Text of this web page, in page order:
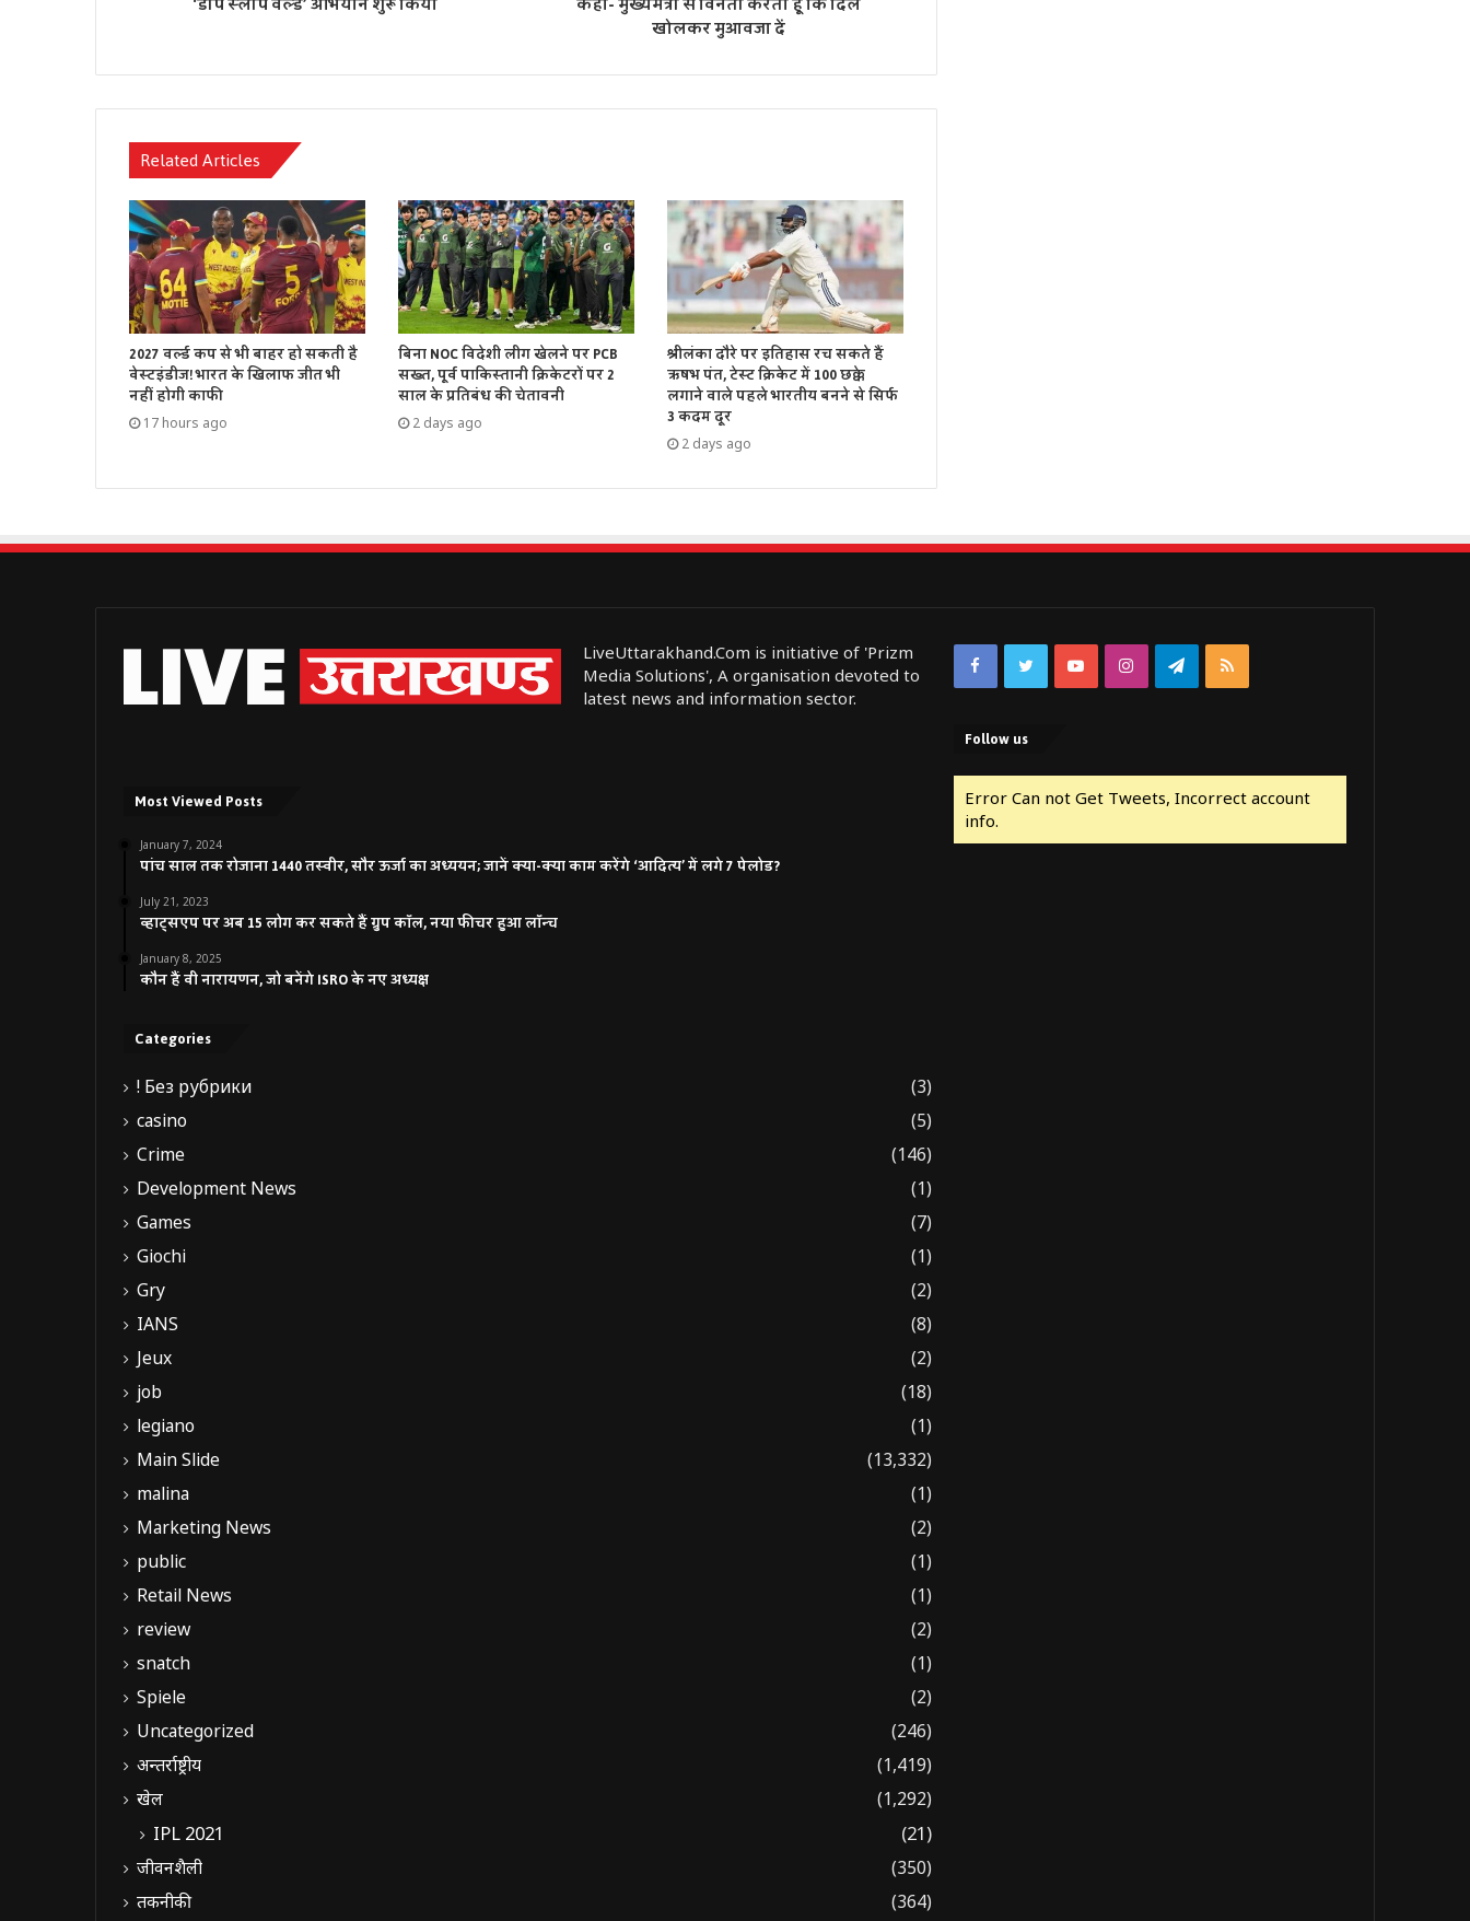
खोलकर मुआवजा दें
Related Articles
2027 वर्ल्ड कप से भी बाहर हो सकती है
वेस्टइंडीज! भारत के खिलाफ जीत भी
नहीं होगी काफी
17 hours ago
बिना NOC विदेशी लीग खेलने पर PCB
सख्त, पूर्व पाकिस्तानी क्रिकेटरों पर 2
साल के प्रतिबंध की चेतावनी
2 days ago
श्रीलंका दौरे पर इतिहास रच सकते हैं
ऋषभ पंत, टेस्ट क्रिकेट में 100 छक्के
लगाने वाले पहले भारतीय बनने से सिर्फ
3 कदम दूर
2 days ago
LiveUttarakhand.Com is initiative of 'Prizm
Media Solutions', A organisation devoted to
latest news and information sector.
Most Viewed Posts
January 7, 2024
पांच साल तक रोजाना 1440 तस्वीर, सौर ऊर्जा का अध्ययन; जानें क्या-क्या काम करेंगे ‘आदित्य’ में लगे 7 पेलोड?
July 21, 2023
व्हाट्सएप पर अब 15 लोग कर सकते हैं ग्रुप कॉल, नया फीचर हुआ लॉन्च
January 8, 2025
कौन हैं वी नारायणन, जो बनेंगे ISRO के नए अध्यक्ष
Categories
! Без рубрики
(3)
casino
(5)
Crime
(146)
Development News
(1)
Games
(7)
Giochi
(1)
Gry
(2)
IANS
(8)
Jeux
(2)
job
(18)
legiano
(1)
Main Slide
(13,332)
malina
(1)
Marketing News
(2)
public
(1)
Retail News
(1)
review
(2)
snatch
(1)
Spiele
(2)
Uncategorized
(246)
अन्तर्राष्ट्रीय
(1,419)
खेल
(1,292)
IPL 2021 (21)
जीवनशैली
(350)
तकनीकी
(364)
FacebookTwitterYouTubeInstagramTelegram
RSS
Follow us
Error Can not Get Tweets, Incorrect account
info.